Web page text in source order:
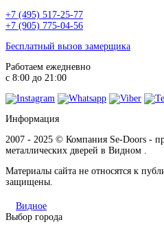
+7 (495) 517-25-77
+7 (905) 775-04-56
Бесплатный вызов замерщика
Работаем ежедневно
с 8:00 до 21:00
Информация
2007 - 2025 © Компания Se-Doors -
металлических дверей в Видном .
Материалы сайта не относятся к
защищены.
Видное
Выбор города